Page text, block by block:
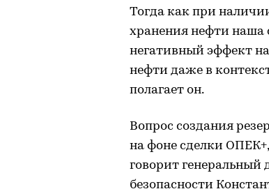
Тогда как при
хранения нефти наша
негативный эффект
нефти даже в
полагает он.
Вопрос создания
на фоне сделки
говорит генеральный
безопасности